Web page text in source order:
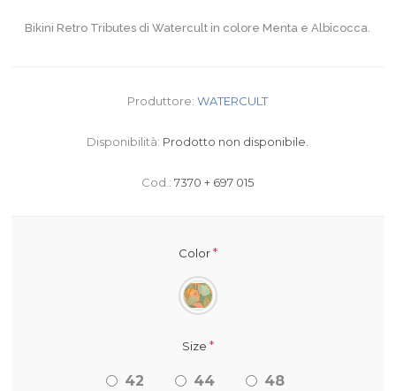
Bikini Retro Tributes di Watercult in colore Menta e Albicocca.
Produttore: WATERCULT
Disponibilità: Prodotto non disponibile.
Cod.: 7370 + 697 015
Color*
Size *
42 44 48